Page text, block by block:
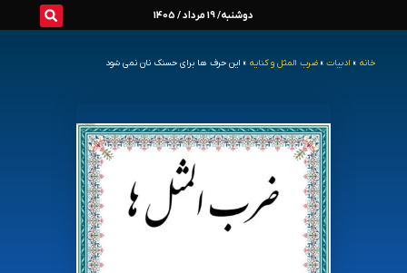
دوشنبه/ 19 مرداد / 1405
خانه » ادبیات » ضرب المثل و کنایه » این حرف ها برای حسنک نان نمی شود